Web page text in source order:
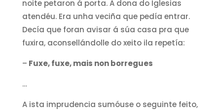
noite petaron á porta. A dona do Iglesias
atendéu. Era unha veciña que pedía entrar.
Decía que foran avisar á súa casa pra que
fuxira, aconsellándolle do xeito ila repetía:
– Fuxe, fuxe, mais non borregues
…
A ista imprudencia sumóuse o seguinte feito,